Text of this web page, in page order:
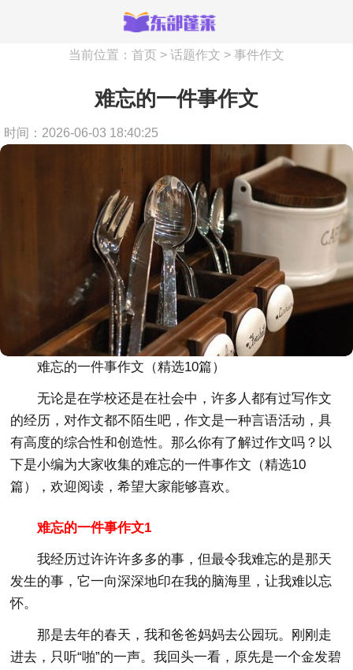
当前位置： 首页 > 话题作文 > 事件作文
难忘的一件事作文
时间：2026-06-03 18:40:25
难忘的一件事作文（精选10篇）
无论是在学校还是在社会中，许多人都有过写作文
的经历，对作文都不陌生吧，作文是一种言语活动，具
有高度的综合性和创造性。那么你有了解过作文吗？以
下是小编为大家收集的难忘的一件事作文（精选10
篇），欢迎阅读，希望大家能够喜欢。
难忘的一件事作文1
我经历过许许许多多的事，但最令我难忘的是那天
发生的事，它一向深深地印在我的脑海里，让我难以忘
怀。
那是去年的春天，我和爸爸妈妈去公园玩。刚刚走
进去，只听“啪”的一声。我回头一看，原先是一个金发碧